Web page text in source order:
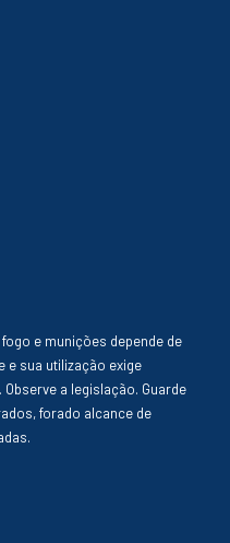
e munições depende de
e sua utilização exige
a legislação. Guarde
forado alcance de